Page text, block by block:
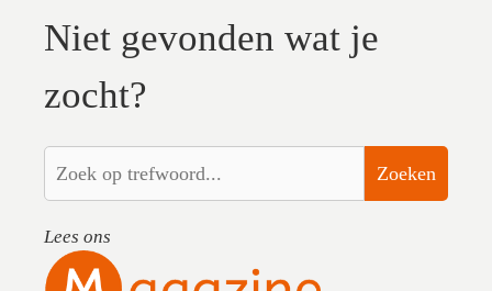
Niet gevonden wat je
zocht?
Zoeken
Lees ons